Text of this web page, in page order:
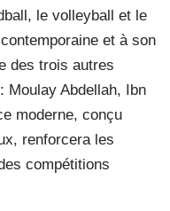
le volleyball et le
et à son
des trois autres
Moulay Abdellah, Ibn
moderne, conçu
renforcera les
compétitions